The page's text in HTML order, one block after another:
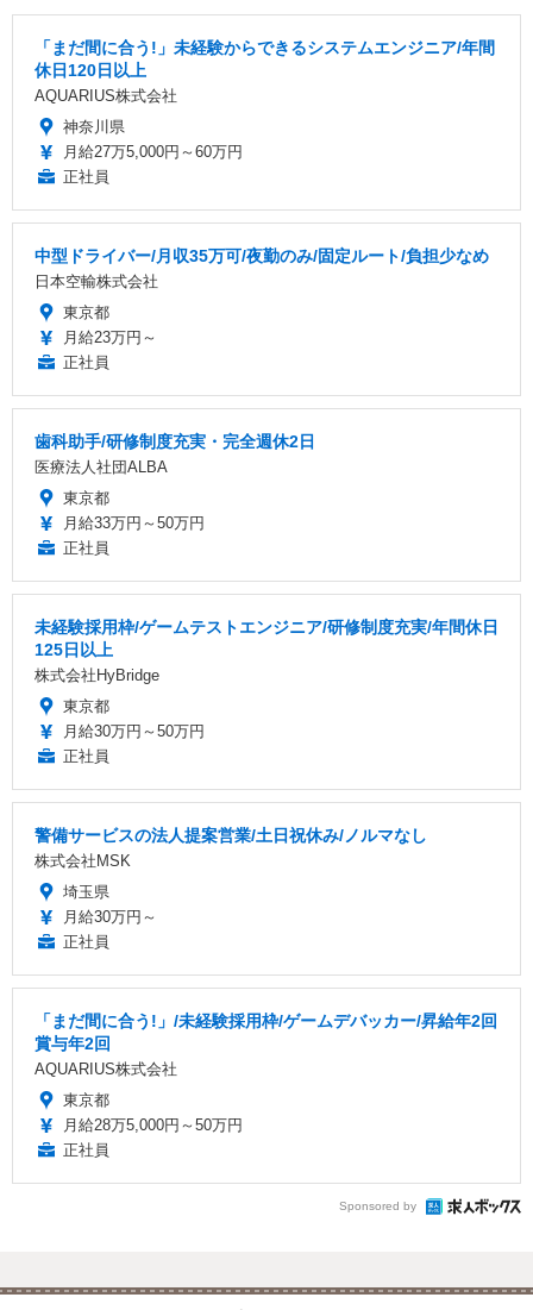
「まだ間に合う!」未経験からできるシステムエンジニア/年間
休日120日以上
AQUARIUS株式会社
神奈川県
月給27万5,000円～60万円
正社員
中型ドライバー/月収35万可/夜勤のみ/固定ルート/負担少なめ
日本空輸株式会社
東京都
月給23万円～
正社員
歯科助手/研修制度充実・完全週休2日
医療法人社団ALBA
東京都
月給33万円～50万円
正社員
未経験採用枠/ゲームテストエンジニア/研修制度充実/年間休日
125日以上
株式会社HyBridge
東京都
月給30万円～50万円
正社員
警備サービスの法人提案営業/土日祝休み/ノルマなし
株式会社MSK
埼玉県
月給30万円～
正社員
「まだ間に合う!」/未経験採用枠/ゲームデバッカー/昇給年2回
賞与年2回
AQUARIUS株式会社
東京都
月給28万5,000円～50万円
正社員
Sponsored by